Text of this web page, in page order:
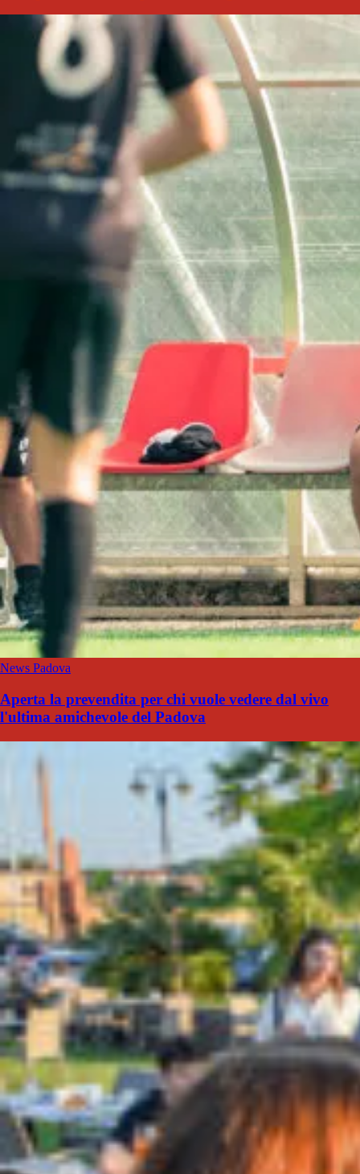
News Padova
Aperta la prevendita per chi vuole vedere dal vivo
l'ultima amichevole del Padova